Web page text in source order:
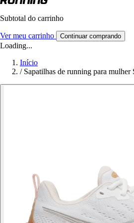
Subtotal do carrinho
Ver meu carrinho Continuar comprando
Loading...
Início
/ Sapatilhas de running para